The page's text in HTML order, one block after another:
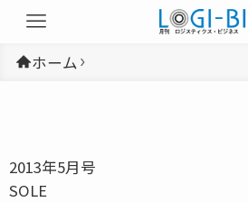
ホーム
2013年5月号
SOLE